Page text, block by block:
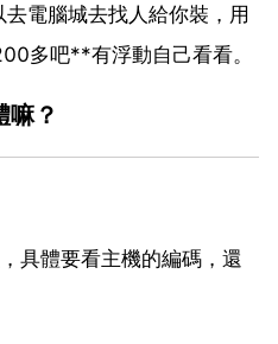
電腦城去找人給你裝，用
多吧**有浮動自己看看。
？
具體要看主機的編碼，還